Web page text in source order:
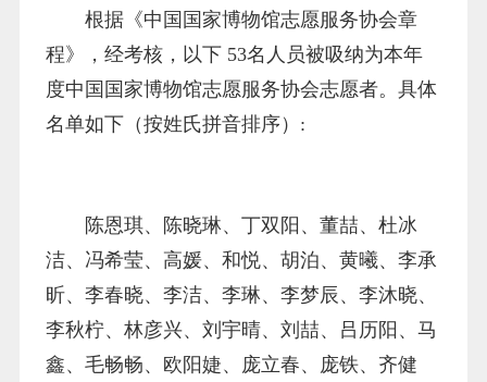
根据《中国国家博物馆志愿服务协会章
程》，经考核，以下 53名人员被吸纳为本年
度中国国家博物馆志愿服务协会志愿者。具体
名单如下（按姓氏拼音排序）:
陈恩琪、陈晓琳、丁双阳、董喆、杜冰
洁、冯希莹、高媛、和悦、胡泊、黄曦、李承
昕、李春晓、李洁、李琳、李梦辰、李沐晓、
李秋柠、林彦兴、刘宇晴、刘喆、吕历阳、马
鑫、毛畅畅、欧阳婕、庞立春、庞铁、齐健